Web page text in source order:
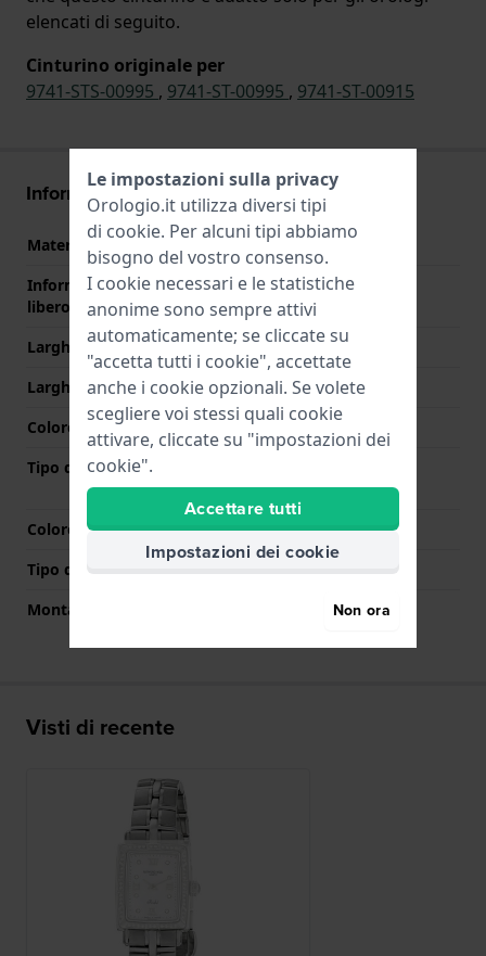
elencati di seguito.
Cinturino originale per
9741-STS-00995 , 9741-ST-00995 , 9741-ST-00915
Informazioni sul cinturino
Materiale Cinturino
Acciaio inox
Informazioni extra (testo
libero)
Stainless Steel Bracelet
Larghezza cinturino
13 mm
Larghezza tra Anse
13 mm
Colore cinturino
Argento
Tipo di chiusura
bottoni
Colore Chiusura
Argento
Tipo di montatura
Montatura dritta
Visti di recente
Le impostazioni sulla privacy
Orologio.it utilizza diversi tipi
di cookie. Per alcuni tipi abbiamo
bisogno del vostro consenso.
I cookie necessari e le statistiche
anonime sono sempre attivi
automaticamente; se cliccate su
"accetta tutti i cookie", accettate
anche i cookie opzionali. Se volete
scegliere voi stessi quali cookie
attivare, cliccate su "impostazioni dei
cookie".
Accettare tutti
Impostazioni dei cookie
Non ora